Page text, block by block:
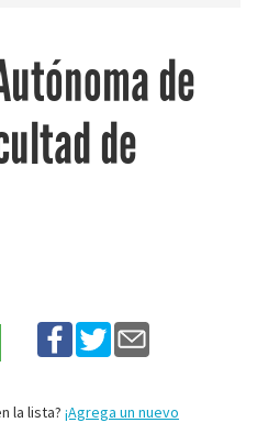
de
de
la lista? ¡Agrega un nuevo